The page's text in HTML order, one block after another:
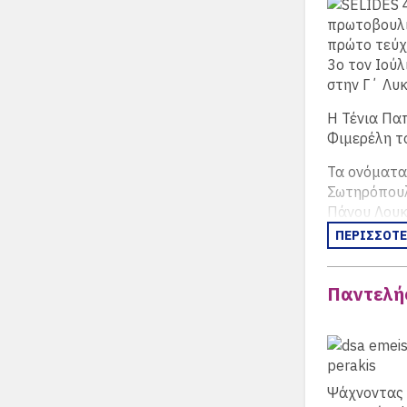
Στο 3ο
ερωτήματα:
“-Τρίτο και
πρώτο
3ο τον
στην Γ΄
Η Τένια
Φιμερέλη
Τα
Πάνου
Ευθύμη
Εγγλεζάκη,
Στο 4ο
21ης
Ψάχνοντας